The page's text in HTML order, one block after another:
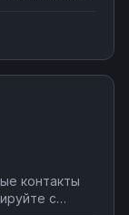
SQL-
контакты
с